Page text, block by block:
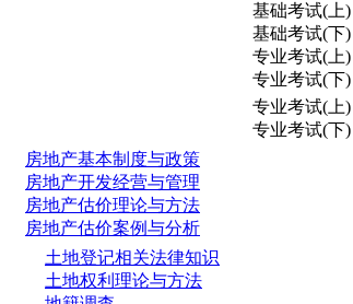
基础考试(上)
基础考试(下)
专业考试(上)
专业考试(下)
专业考试(上)
专业考试(下)
房地产基本制度与政策
房地产开发经营与管理
房地产估价理论与方法
房地产估价案例与分析
土地登记相关法律知识
土地权利理论与方法